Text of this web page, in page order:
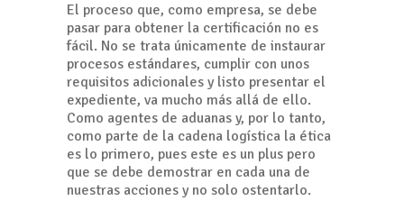
El proceso que, como empresa, se debe
pasar para obtener la certificación no es
fácil. No se trata únicamente de instaurar
procesos estándares, cumplir con unos
requisitos adicionales y listo presentar el
expediente, va mucho más allá de ello.
Como agentes de aduanas y, por lo tanto,
como parte de la cadena logística la ética
es lo primero, pues este es un plus pero
que se debe demostrar en cada una de
nuestras acciones y no solo ostentarlo.